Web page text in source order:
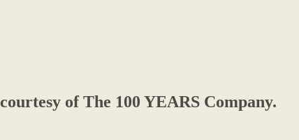
of The 100 YEARS Company.